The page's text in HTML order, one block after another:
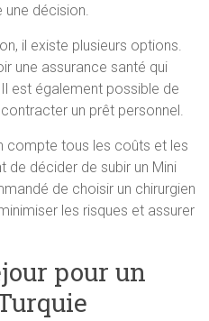
une décision.
il existe plusieurs options.
une assurance santé qui
est également possible de
un prêt personnel.
compte tous les coûts et les
décider de subir un Mini
de choisir un chirurgien
les risques et assurer
pour un